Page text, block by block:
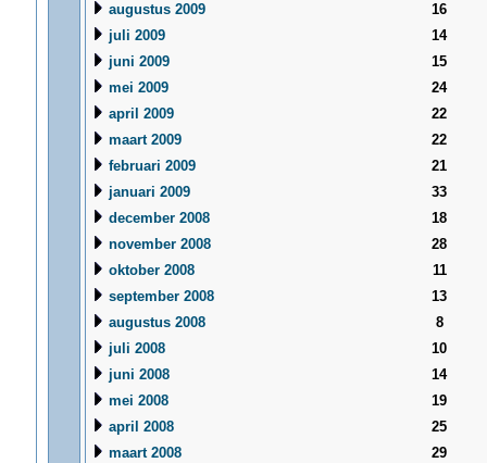
augustus 2009
16
juli 2009
14
juni 2009
15
mei 2009
24
april 2009
22
maart 2009
22
februari 2009
21
januari 2009
33
december 2008
18
november 2008
28
oktober 2008
11
september 2008
13
augustus 2008
8
juli 2008
10
juni 2008
14
mei 2008
19
april 2008
25
maart 2008
29